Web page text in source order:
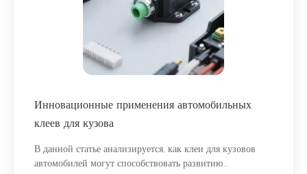
Инновационные применения автомобильных
клеев для кузова
В данной статье анализируется, как клеи для кузовов
автомобилей могут способствовать развитию